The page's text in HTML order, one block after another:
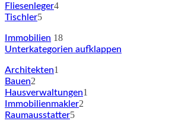
Fliesenleger4
Tischler5
Immobilien 18
Unterkategorien aufklappen
Architekten1
Bauen2
Hausverwaltungen1
Immobilienmakler2
Raumausstatter5